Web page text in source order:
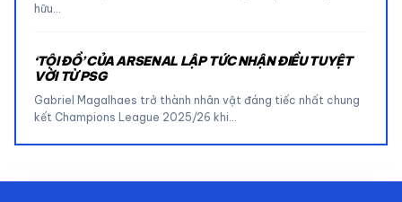
hữu…
‘TỘI ĐỒ’ CỦA ARSENAL LẬP TỨC NHẬN ĐIỀU TUYỆT
VỜI TỪ PSG
Gabriel Magalhaes trở thành nhân vật đáng tiếc nhất chung
kết Champions League 2025/26 khi…